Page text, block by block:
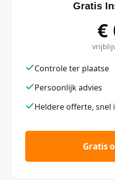
Gratis
€
Controle ter plaatse
Persoonlijk advies
Heldere offerte, snel
Gratis